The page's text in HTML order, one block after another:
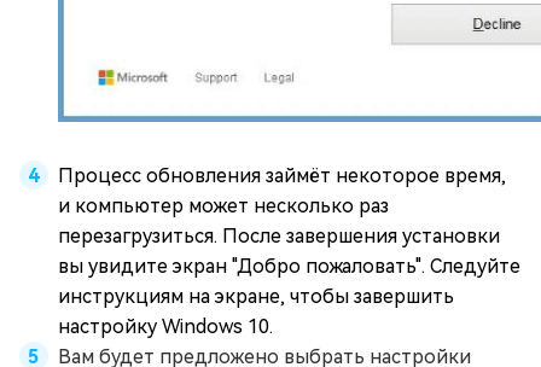
Процесс обновления займёт некоторое время,
и компьютер может несколько раз
перезагрузиться. После завершения установки
вы увидите экран "Добро пожаловать". Следуйте
инструкциям на экране, чтобы завершить
настройку Windows 10.
Вам будет предложено выбрать настройки